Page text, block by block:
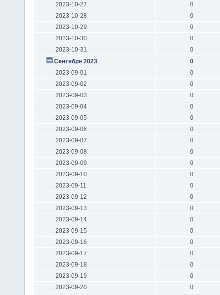
2023-10-27
0
2023-10-28
0
2023-10-29
0
2023-10-30
0
2023-10-31
0
Сентября 2023
0
2023-09-01
0
2023-09-02
0
2023-09-03
0
2023-09-04
0
2023-09-05
0
2023-09-06
0
2023-09-07
0
2023-09-08
0
2023-09-09
0
2023-09-10
0
2023-09-11
0
2023-09-12
0
2023-09-13
0
2023-09-14
0
2023-09-15
0
2023-09-16
0
2023-09-17
0
2023-09-18
0
2023-09-19
0
2023-09-20
0